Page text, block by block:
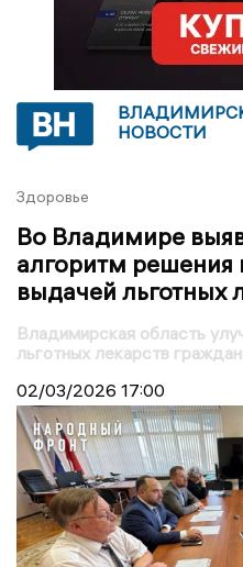
НОВОСТИ
Здоровье
Во Владимире
алгоритм
выдачей льготных
Владимирская область
льготных лекарств
02/03/2026 17:00